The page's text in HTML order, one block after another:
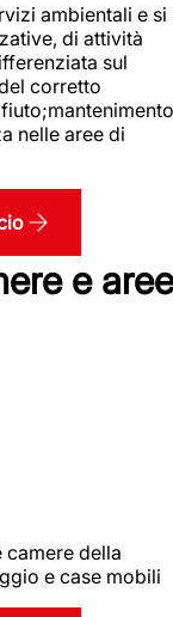
ambientali e si
di attività
sul
corretto
nelle aree di
e aree
camere della
e case mobili